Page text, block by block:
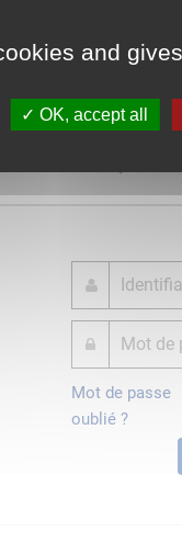
and
OK, accept all
proposée par
Mot de passe
oublié ?